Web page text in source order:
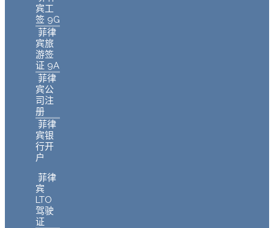
宾工
签 9G
菲律
宾旅
游签
证 9A
菲律
宾公
司注
册
菲律
宾银
行开
户
菲律
宾
LTO
驾驶
证